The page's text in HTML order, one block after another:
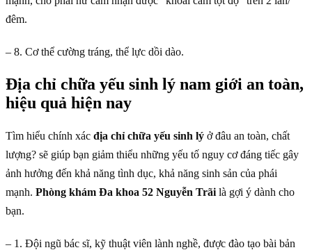
đêm.
– 8. Cơ thể cường tráng, thể lực dồi dào.
Địa chỉ chữa yếu sinh lý nam giới an toàn,
hiệu quả hiện nay
Tìm hiểu chính xác địa chỉ chữa yếu sinh lý ở đâu an toàn, chất
lượng? sẽ giúp bạn giảm thiểu những yếu tố nguy cơ đáng tiếc gây
ảnh hưởng đến khả năng tình dục, khả năng sinh sản của phái
mạnh. Phòng khám Đa khoa 52 Nguyễn Trãi là gợi ý dành cho
bạn.
– 1. Đội ngũ bác sĩ, kỹ thuật viên lành nghề, được đào tạo bài bản